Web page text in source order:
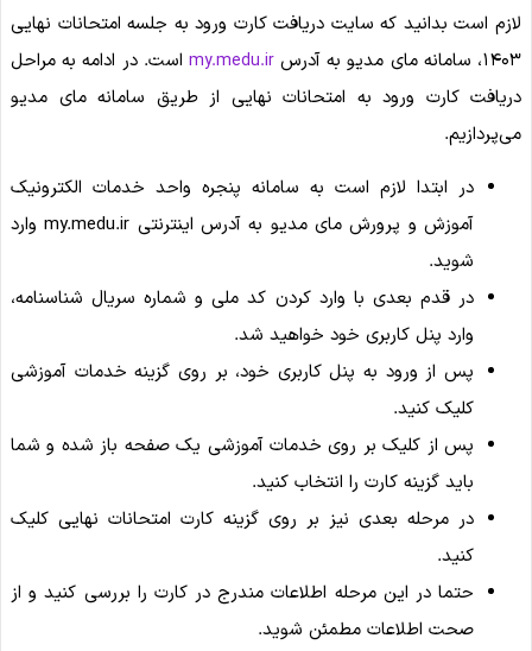
لازم است بدانید که سایت دریافت کارت ورود به جلسه امتحانات نهایی
۱۴۰۳، سامانه مای مدیو به آدرس
my.medu.irاست. در ادامه به مراحل
دریافت کارت ورود به امتحانات نهایی از طریق سامانه مای مدیو
می‌پردازیم.
در ابتدا لازم است به سامانه پنجره واحد خدمات الکترونیک
آموزش و پرورش مای مدیو به آدرس اینترنتی my.medu.ir وارد
شوید.
در قدم بعدی با وارد کردن کد ملی و شماره سریال شناسنامه،
وارد پنل کاربری خود خواهید شد.
پس از ورود به پنل کاربری خود، بر روی گزینه خدمات آموزشی
کلیک کنید.
پس از کلیک بر روی خدمات آموزشی یک صفحه باز شده و شما
باید گزینه کارت را انتخاب کنید.
در مرحله بعدی نیز بر روی گزینه کارت امتحانات نهایی کلیک
کنید.
حتما در این مرحله اطلاعات مندرج در کارت را بررسی کنید و از
صحت اطلاعات مطمئن شوید.